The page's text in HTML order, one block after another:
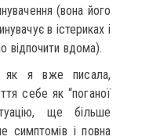
(вона його
в істериках і
відпочити вдома).
як я вже писала,
себе як “поганої
ще більше
і повна